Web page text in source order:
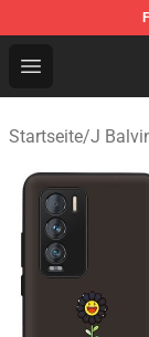
Open menu
J Balvin
Startseite/J